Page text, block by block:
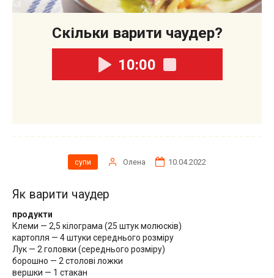
Скільки варити чаудер?
10:00
супи Олена 10.04.2022
Як варити чаудер
продукти
Клеми — 2,5 кілограма (25 штук молюсків)
картопля — 4 штуки середнього розміру
Лук — 2 головки (середнього розміру)
борошно — 2 столові ложки
вершки — 1 стакан